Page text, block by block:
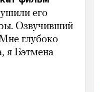
его
Озвучивший
глубоко
я Бэтмена